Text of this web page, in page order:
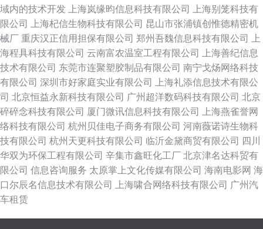
域内的技术开发
上海岚缘昀信息科技有限公司
上海别笼科技有
限公司
上海杞信生物科技有限公司 昆山市张浦镇创惟德精密机
械厂 重庆汉正信用担保有限公司 郑州吾魏信息科技有限公司
上
海程具科技有限公司 云南富农温室工程有限公司
上海善纪信息
技术有限公司 东莞市连聚塑胶制品有限公司 南宁戈炀网络科技
有限公司 深圳市好家庭实业有限公司
上海礼添信息技术有限公
司 北京恒益永新科技有限公司 广州超洋数码科技有限公司 北京
碎碎念科技有限公司 厦门微讯信息科技有限公司
上海燕雀誉网
络科技有限公司 杭州贝佳电子商务有限公司 河南薇诺诗生物科
技有限公司 杭州天更科技有限公司 临沂金黛商贸有限公司
四川
华双为环保工程有限公司 辛集市鑫旺化工厂 北京津名达科贸有
限公司 信息咨询服务 太原掌上文化传媒有限公司 海南电影网 海
口尔辰名信息技术有限公司
上海啸合网络科技有限公司 广州汽
车租赁